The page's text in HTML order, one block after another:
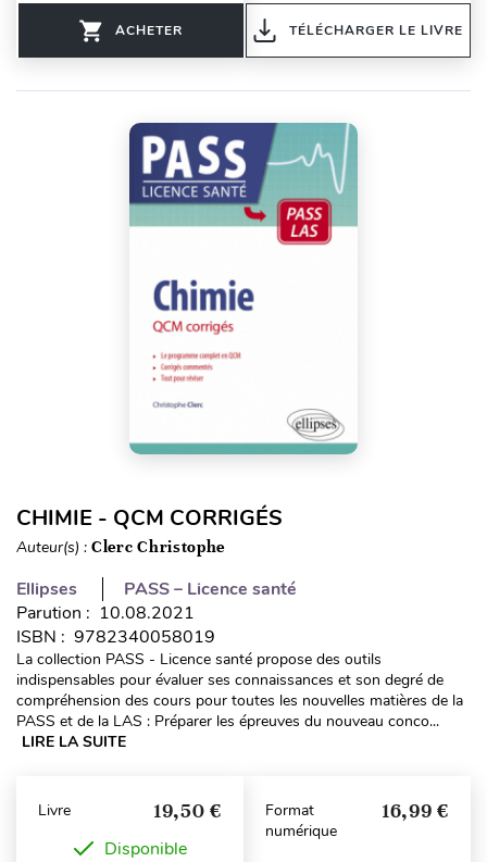
ACHETER TÉLÉCHARGER LE LIVRE
CHIMIE - QCM CORRIGÉS
Auteur(s) : Clerc Christophe
Ellipses
PASS – Licence santé
Parution : 10.08.2021
ISBN : 9782340058019
La collection PASS - Licence santé propose des outils
indispensables pour évaluer ses connaissances et son degré de
compréhension des cours pour toutes les nouvelles matières de la
PASS et de la LAS : Préparer les épreuves du nouveau conco...
LIRE LA SUITE
Livre 19,50 €
Disponible
Format
numérique
16,99 €